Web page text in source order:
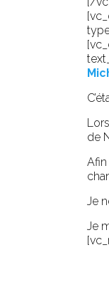
de
Je
Je